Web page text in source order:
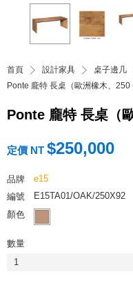
首頁 設計家具 桌子邊几
Ponte 龐特 長桌（歐洲橡木、250
Ponte 龐特 長桌（
定價 NT $250,000
品牌
e15
編號
E15TA01/OAK/250X92
顏色
數量
1